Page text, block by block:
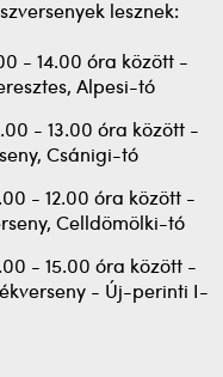
lesznek:
- 14.00 óra között -
Alpesi-tó
- 13.00 óra között -
Csánigi-tó
- 12.00 óra között -
Celldömölki-tó
- 15.00 óra között -
- Új-perinti I-